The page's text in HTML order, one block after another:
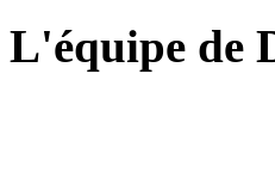
L'équipe de